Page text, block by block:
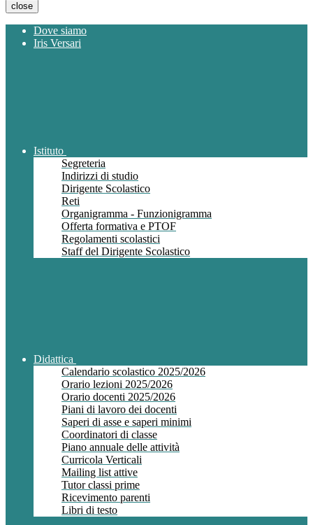
close
Dove siamo
Iris Versari
Istituto
Segreteria
Indirizzi di studio
Dirigente Scolastico
Reti
Organigramma - Funzionigramma
Offerta formativa e PTOF
Regolamenti scolastici
Staff del Dirigente Scolastico
Didattica
Calendario scolastico 2025/2026
Orario lezioni 2025/2026
Orario docenti 2025/2026
Piani di lavoro dei docenti
Saperi di asse e saperi minimi
Coordinatori di classe
Piano annuale delle attività
Curricola Verticali
Mailing list attive
Tutor classi prime
Ricevimento parenti
Libri di testo